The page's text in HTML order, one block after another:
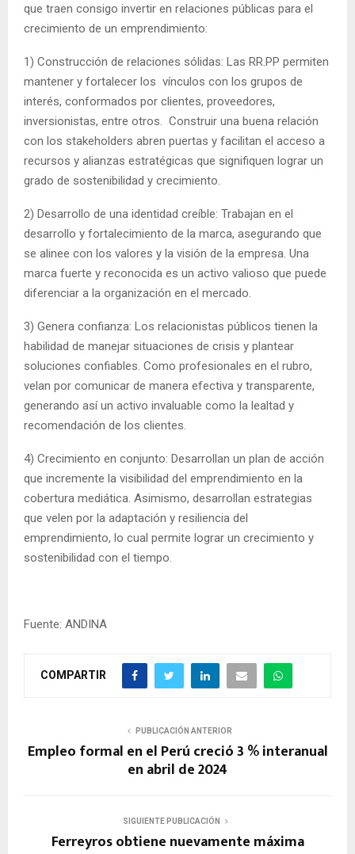
que traen consigo invertir en relaciones públicas para el
crecimiento de un emprendimiento:
1) Construcción de relaciones sólidas: Las RR.PP permiten
mantener y fortalecer los vínculos con los grupos de
interés, conformados por clientes, proveedores,
inversionistas, entre otros. Construir una buena relación
con los stakeholders abren puertas y facilitan el acceso a
recursos y alianzas estratégicas que signifiquen lograr un
grado de sostenibilidad y crecimiento.
2) Desarrollo de una identidad creíble: Trabajan en el
desarrollo y fortalecimiento de la marca, asegurando que
se alinee con los valores y la visión de la empresa. Una
marca fuerte y reconocida es un activo valioso que puede
diferenciar a la organización en el mercado.
3) Genera confianza: Los relacionistas públicos tienen la
habilidad de manejar situaciones de crisis y plantear
soluciones confiables. Como profesionales en el rubro,
velan por comunicar de manera efectiva y transparente,
generando así un activo invaluable como la lealtad y
recomendación de los clientes.
4) Crecimiento en conjunto: Desarrollan un plan de acción
que incremente la visibilidad del emprendimiento en la
cobertura mediática. Asimismo, desarrollan estrategias
que velen por la adaptación y resiliencia del
emprendimiento, lo cual permite lograr un crecimiento y
sostenibilidad con el tiempo.
Fuente: ANDINA
COMPARTIR
PUBLICACIÓN ANTERIOR
Empleo formal en el Perú creció 3 % interanual
en abril de 2024
SIGUIENTE PUBLICACIÓN
Ferreyros obtiene nuevamente máxima